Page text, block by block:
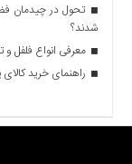
شدند؟
معرفی انواع فلفل و
راهنمای خرید کالای